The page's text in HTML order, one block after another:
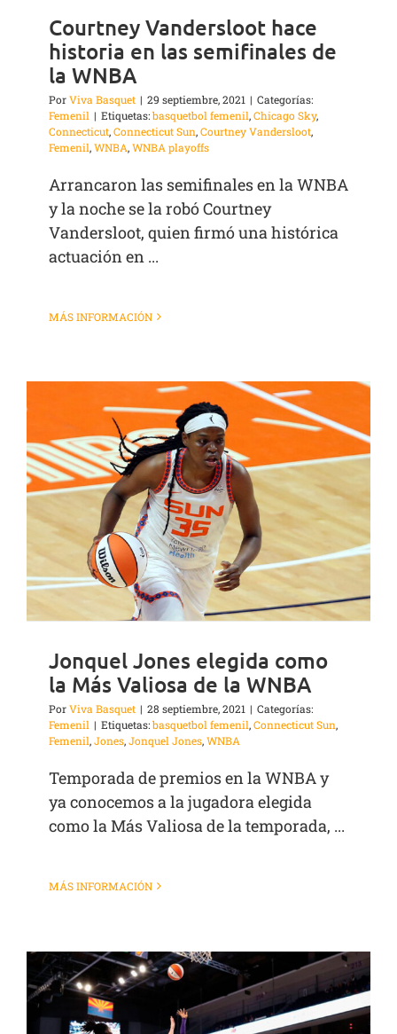
Courtney Vandersloot hace
historia en las semifinales de
la WNBA
PorViva Basquet | 29 septiembre, 2021 | Categorías:
Femenil | Etiquetas:basquetbol femenil,Chicago Sky,
Connecticut,Connecticut Sun,Courtney Vandersloot,
Femenil,WNBA,WNBA playoffs
Arrancaron las semifinales en la WNBA
y la noche se la robó Courtney
Vandersloot, quien firmó una histórica
actuación en ...
MÁS INFORMACIÓN
Jonquel Jones elegida como
la Más Valiosa de la WNBA
PorViva Basquet | 28 septiembre, 2021 | Categorías:
Femenil | Etiquetas:basquetbol femenil,Connecticut Sun,
Femenil,Jones,Jonquel Jones,WNBA
Temporada de premios en la WNBA y
ya conocemos a la jugadora elegida
como la Más Valiosa de la temporada, ...
MÁS INFORMACIÓN